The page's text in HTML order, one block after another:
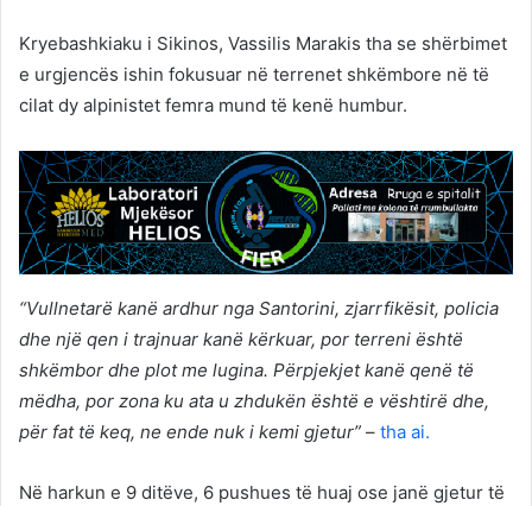
Kryebashkiaku i Sikinos, Vassilis Marakis tha se shërbimet
e urgjencës ishin fokusuar në terrenet shkëmbore në të
cilat dy alpinistet femra mund të kenë humbur.
“Vullnetarë kanë ardhur nga Santorini, zjarrfikësit, policia
dhe një qen i trajnuar kanë kërkuar, por terreni është
shkëmbor dhe plot me lugina. Përpjekjet kanë qenë të
mëdha, por zona ku ata u zhdukën është e vështirë dhe,
për fat të keq, ne ende nuk i kemi gjetur” – tha ai.
Në harkun e 9 ditëve, 6 pushues të huaj ose janë gjetur të